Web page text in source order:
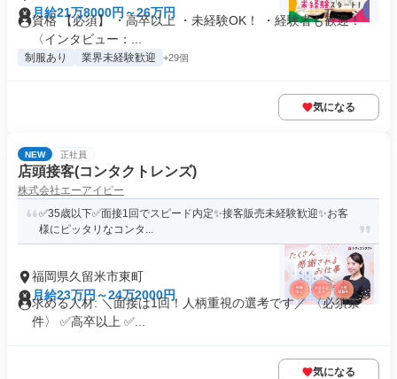
月給21万8000円～26万円
資格 【必須】 ・高卒以上 ・未経験OK！ ・経験者も歓迎！
〈インタビュー：...
制服あり 業界未経験歓迎 +29個
気になる
NEW 正社員
店頭接客(コンタクトレンズ)
株式会社エーアイピー
✅️35歳以下✅️面接1回でスピード内定✨️接客販売未経験歓迎✨️お客
様にピッタリなコンタ...
福岡県久留米市東町
月給23万円～24万2000円
求める人材: ＼面接は1回！人柄重視の選考です／ 〈必須条
件〉 ✅️高卒以上 ✅️...
気になる